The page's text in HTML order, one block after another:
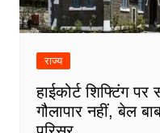
राज्य
हाईकोर्ट शिफ्टिंग
गौलापार नहीं, बेल